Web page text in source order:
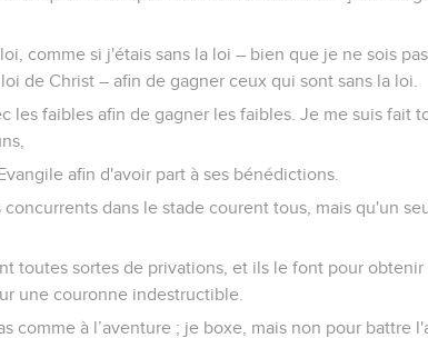
comme si j'étais sans la loi – bien que je ne sois
de Christ – afin de gagner ceux qui sont sans la loi.
les faibles afin de gagner les faibles. Je me suis fait
afin d'avoir part à ses bénédictions.
concurrents dans le stade courent tous, mais qu'un
toutes sortes de privations, et ils le font pour
une couronne indestructible.
comme à l’aventure ; je boxe, mais non pour battre